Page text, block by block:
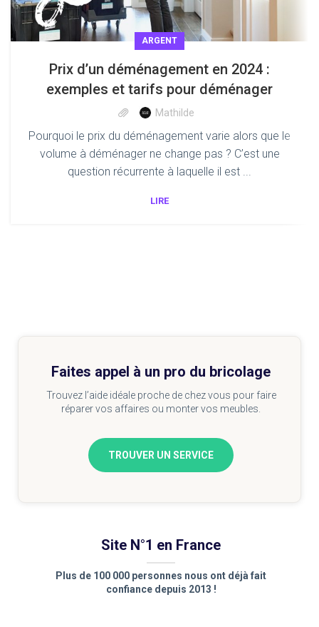
ARGENT
Prix d’un déménagement en 2024 :
exemples et tarifs pour déménager
Mathilde
Pourquoi le prix du déménagement varie alors que le
volume à déménager ne change pas ? C’est une
question récurrente à laquelle il est ...
LIRE
Faites appel à un pro du bricolage
Trouvez l’aide idéale proche de chez vous pour faire
réparer vos affaires ou monter vos meubles.
TROUVER UN SERVICE
Site N°1 en France
Plus de 100 000 personnes nous ont déjà fait
confiance depuis 2013 !